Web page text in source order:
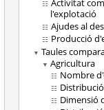
Activitat
l'explotació
Ajudes al
Producció
Taules
Agricultura
Nombre
Dimensió